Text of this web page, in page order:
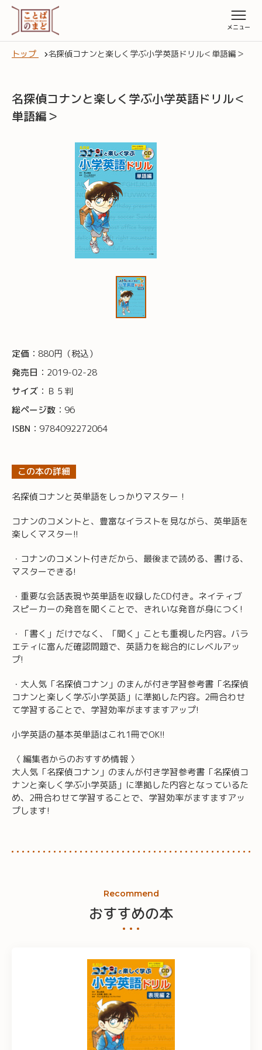
トップ 名探偵コナンと楽しく学ぶ小学英語ドリル＜単語編＞
名探偵コナンと楽しく学ぶ小学英語ドリル＜
単語編＞
定価： 880円（税込）
発売日： 2019-02-28
サイズ： Ｂ５判
総ページ数： 96
ISBN： 9784092272064
この本の詳細
名探偵コナンと英単語をしっかりマスター！
コナンのコメントと、豊富なイラストを見ながら、英単語を
楽しくマスター!!
・コナンのコメント付きだから、最後まで読める、書ける、
マスターできる!
・重要な会話表現や英単語を収録したCD付き。ネイティブ
スピーカーの発音を聞くことで、きれいな発音が身につく!
・「書く」だけでなく、「聞く」ことも重視した内容。バラ
エティに富んだ確認問題で、英語力を総合的にレベルアッ
プ!
・大人気「名探偵コナン」のまんが付き学習参考書「名探偵
コナンと楽しく学ぶ小学英語」に準拠した内容。2冊合わせ
て学習することで、学習効率がますますアップ!
小学英語の基本英単語はこれ1冊でOK!!
〈 編集者からのおすすめ情報 〉
大人気「名探偵コナン」のまんが付き学習参考書「名探偵コ
ナンと楽しく学ぶ小学英語」に準拠した内容となっているた
め、2冊合わせて学習することで、学習効率がますますアッ
プします!
Recommend
おすすめの本